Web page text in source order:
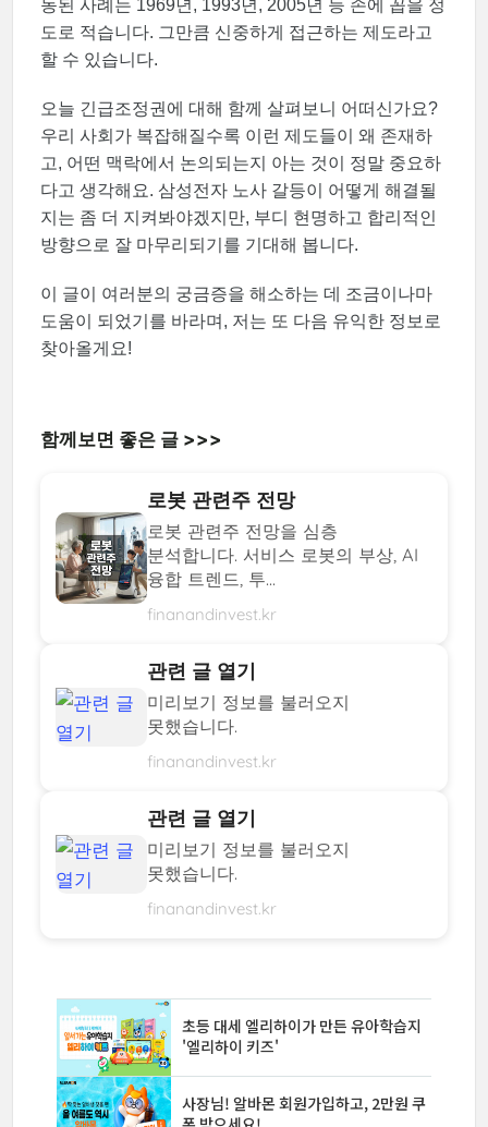
동된 사례는 1969년, 1993년, 2005년 등 손에 꼽을 정
도로 적습니다. 그만큼 신중하게 접근하는 제도라고
할 수 있습니다.
오늘 긴급조정권에 대해 함께 살펴보니 어떠신가요?
우리 사회가 복잡해질수록 이런 제도들이 왜 존재하
고, 어떤 맥락에서 논의되는지 아는 것이 정말 중요하
다고 생각해요. 삼성전자 노사 갈등이 어떻게 해결될
지는 좀 더 지켜봐야겠지만, 부디 현명하고 합리적인
방향으로 잘 마무리되기를 기대해 봅니다.
이 글이 여러분의 궁금증을 해소하는 데 조금이나마
도움이 되었기를 바라며, 저는 또 다음 유익한 정보로
찾아올게요!
함께보면 좋은 글 >>>
로봇 관련주 전망
로봇 관련주 전망을 심층
분석합니다. 서비스 로봇의 부상, AI
융합 트렌드, 투...
finanandinvest.kr
관련 글 열기
미리보기 정보를 불러오지
못했습니다.
finanandinvest.kr
관련 글 열기
미리보기 정보를 불러오지
못했습니다.
finanandinvest.kr